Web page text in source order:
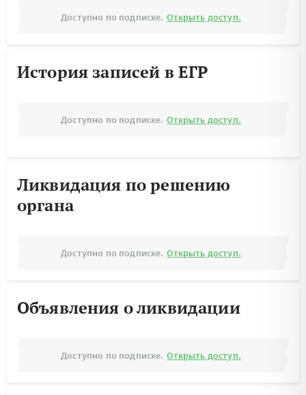
Доступно по подписке. Открыть доступ.
История записей в ЕГР
Доступно по подписке. Открыть доступ.
Ликвидация по решению
органа
Доступно по подписке. Открыть доступ.
Объявления о ликвидации
Доступно по подписке. Открыть доступ.